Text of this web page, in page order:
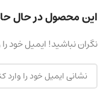
این محصول در حال
نگران نباشید! ایمیل خود